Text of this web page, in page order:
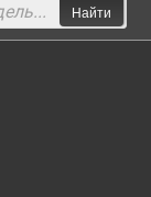
Найти